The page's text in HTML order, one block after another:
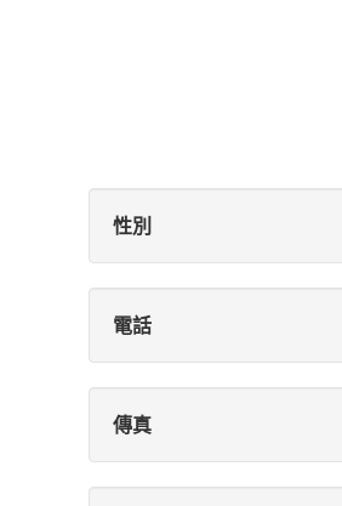
性別
電話
傳真